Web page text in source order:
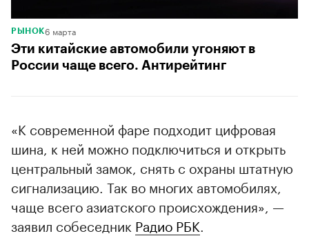
РЫНОК6 марта
Эти китайские автомобили угоняют в
России чаще всего. Антирейтинг
«К современной фаре подходит цифровая
шина, к ней можно подключиться и открыть
центральный замок, снять с охраны штатную
сигнализацию. Так во многих автомобилях,
чаще всего азиатского происхождения», —
заявил собеседник Радио РБК